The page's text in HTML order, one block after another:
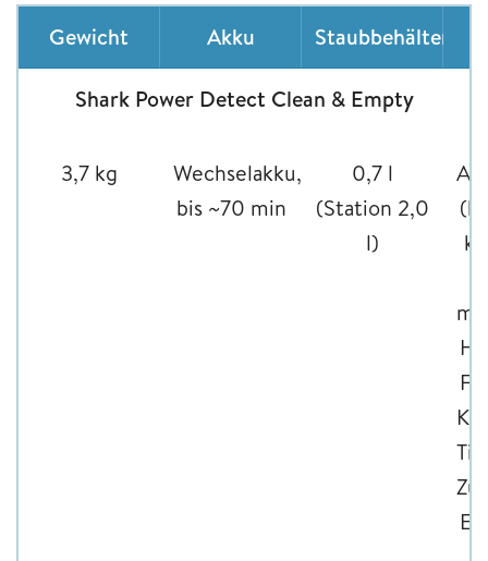
Gewicht Akku Staubbehälter
Shark Power Detect Clean & Empty
3,7 kg
Wechselakku,
bis ~70 min
0,7 l
(Station 2,0
l)